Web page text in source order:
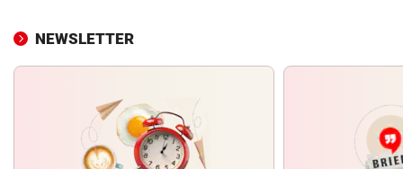
NEWSLETTER